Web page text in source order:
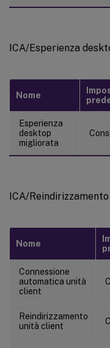
ICA/Esperienza
Nome
Esperienza
desktop
migliorata
ICA/
Nome
Connessione
automatica unità
client
Reindirizzamento
unità client